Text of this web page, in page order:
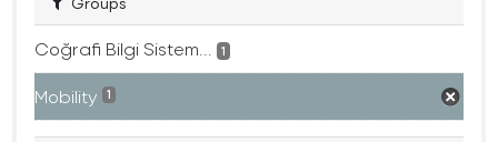
Coğrafi Bilgi Sistem... 1
Mobility 1